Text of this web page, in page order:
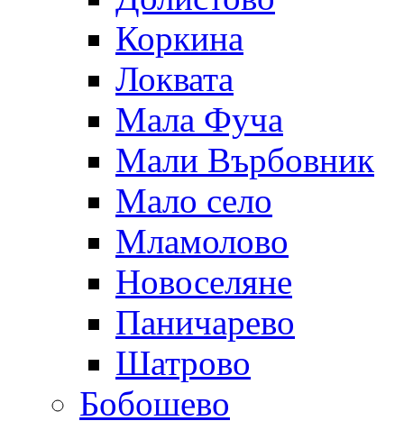
Коркина
Локвата
Мала Фуча
Мали Върбовник
Мало село
Мламолово
Новоселяне
Паничарево
Шатрово
Бобошево